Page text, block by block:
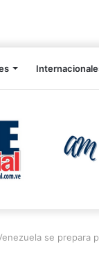
se prepara